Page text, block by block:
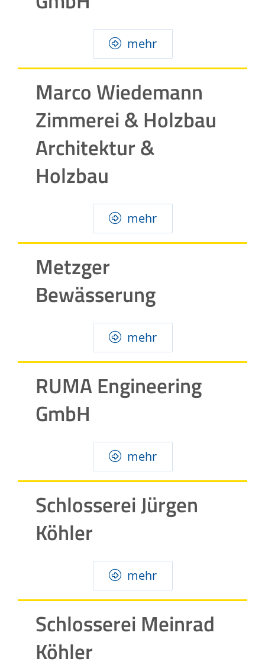
mehr
Marco Wiedemann
Zimmerei & Holzbau
Architektur &
Holzbau
mehr
Metzger
Bewässerung
mehr
RUMA Engineering
GmbH
mehr
Schlosserei Jürgen
Köhler
mehr
Schlosserei Meinrad
Köhler